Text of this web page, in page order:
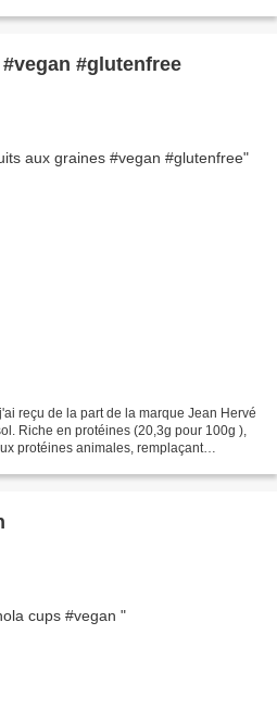
#glutenfree
reçu de la part de la marque Jean Hervé
Riche en protéines (20,3g pour 100g ),
protéines animales, remplaçant